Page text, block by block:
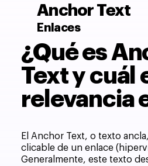
Anchor Text
Enlaces
¿Qué es
Text y cuál
relevancia
El Anchor Text, o texto
clicable de un enlace
Generalmente, este texto